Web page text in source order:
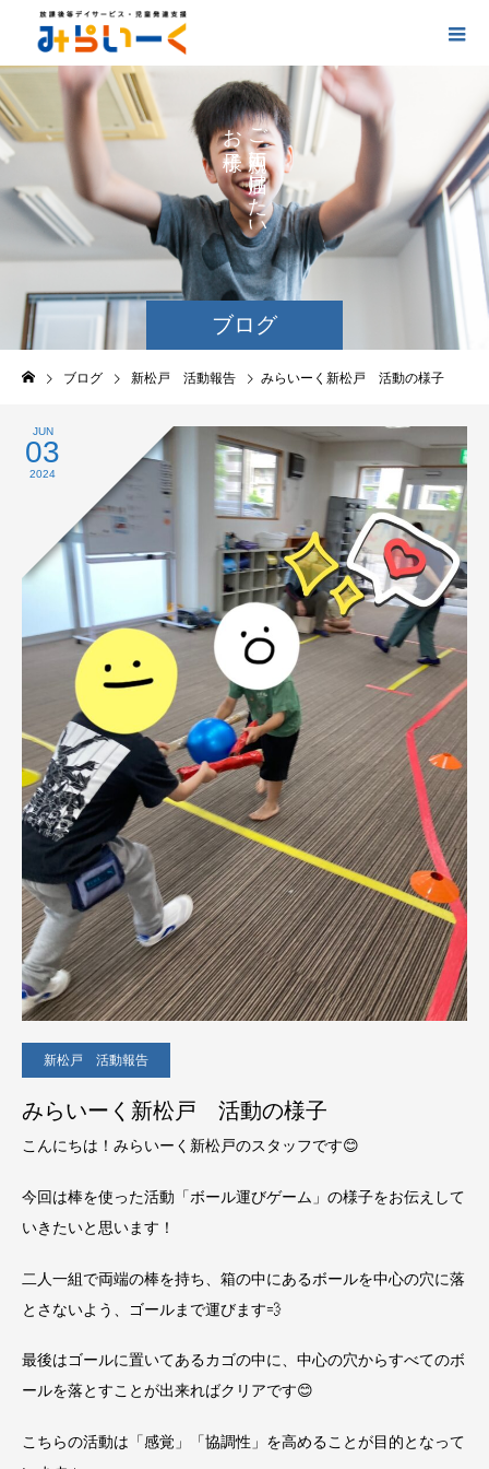
ブログ
ご
に
け
た
い
お
の
の
ブログ 新松戸 活動報告 みらいーく新松戸 活動の様子
JUN
03
2024
新松戸 活動報告
みらいーく新松戸 活動の様子
こんにちは！みらいーく新松戸のスタッフです😊
今回は棒を使った活動「ボール運びゲーム」の様子をお伝えして
いきたいと思います！
二人一組で両端の棒を持ち、箱の中にあるボールを中心の穴に落
とさないよう、ゴールまで運びます💨
最後はゴールに置いてあるカゴの中に、中心の穴からすべてのボ
ールを落とすことが出来ればクリアです😊
こちらの活動は「感覚」「協調性」を高めることが目的となって